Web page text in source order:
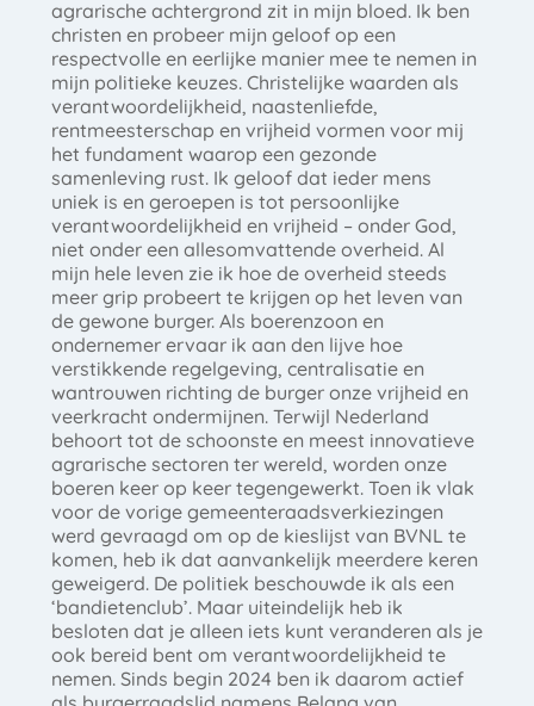
agrarische achtergrond zit in mijn bloed. Ik ben
christen en probeer mijn geloof op een
respectvolle en eerlijke manier mee te nemen in
mijn politieke keuzes. Christelijke waarden als
verantwoordelijkheid, naastenliefde,
rentmeesterschap en vrijheid vormen voor mij
het fundament waarop een gezonde
samenleving rust. Ik geloof dat ieder mens
uniek is en geroepen is tot persoonlijke
verantwoordelijkheid en vrijheid – onder God,
niet onder een allesomvattende overheid. Al
mijn hele leven zie ik hoe de overheid steeds
meer grip probeert te krijgen op het leven van
de gewone burger. Als boerenzoon en
ondernemer ervaar ik aan den lijve hoe
verstikkende regelgeving, centralisatie en
wantrouwen richting de burger onze vrijheid en
veerkracht ondermijnen. Terwijl Nederland
behoort tot de schoonste en meest innovatieve
agrarische sectoren ter wereld, worden onze
boeren keer op keer tegengewerkt. Toen ik vlak
voor de vorige gemeenteraadsverkiezingen
werd gevraagd om op de kieslijst van BVNL te
komen, heb ik dat aanvankelijk meerdere keren
geweigerd. De politiek beschouwde ik als een
‘bandietenclub’. Maar uiteindelijk heb ik
besloten dat je alleen iets kunt veranderen als je
ook bereid bent om verantwoordelijkheid te
nemen. Sinds begin 2024 ben ik daarom actief